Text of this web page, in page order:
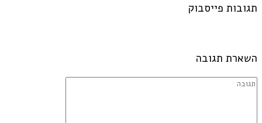
תגובות פייסבוק
השארת תגובה